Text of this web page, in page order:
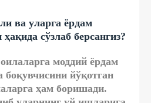
ва уларга ёрдам
сўзлаб берсангиз?
моддий ёрдам
йўқотган
ҳам боришади.